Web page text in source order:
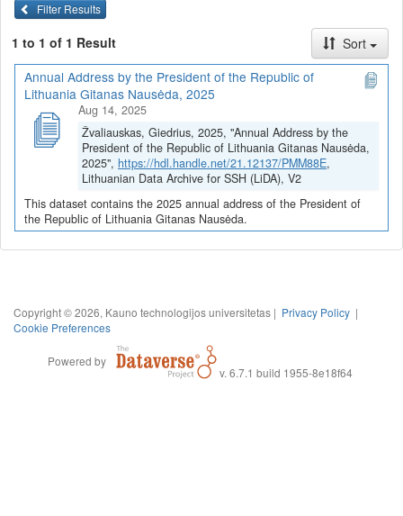
Filter Results
1 to 1 of 1 Result
Sort
Annual Address by the President of the Republic of
Lithuania Gitanas Nausėda, 2025
Aug 14, 2025
Žvaliauskas, Giedrius, 2025, "Annual Address by the
President of the Republic of Lithuania Gitanas Nausėda,
2025", https://hdl.handle.net/21.12137/PMM88E,
Lithuanian Data Archive for SSH (LiDA), V2
This dataset contains the 2025 annual address of the President of
the Republic of Lithuania Gitanas Nausėda.
Copyright © 2026, Kauno technologijos universitetas | Privacy Policy |
Cookie Preferences
Powered by
v. 6.7.1 build 1955-8e18f64